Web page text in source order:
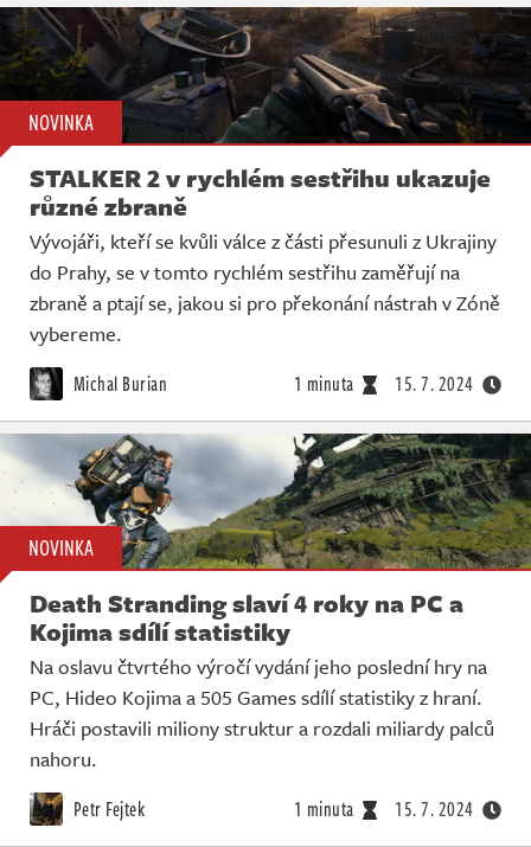
NOVINKA
STALKER 2 v rychlém sestřihu ukazuje
různé zbraně
Vývojáři, kteří se kvůli válce z části přesunuli z Ukrajiny
do Prahy, se v tomto rychlém sestřihu zaměřují na
zbraně a ptají se, jakou si pro překonání nástrah v Zóně
vybereme.
Michal Burian 1 minuta 15. 7. 2024
NOVINKA
Death Stranding slaví 4 roky na PC a
Kojima sdílí statistiky
Na oslavu čtvrtého výročí vydání jeho poslední hry na
PC, Hideo Kojima a 505 Games sdílí statistiky z hraní.
Hráči postavili miliony struktur a rozdali miliardy palců
nahoru.
Petr Fejtek 1 minuta 15. 7. 2024